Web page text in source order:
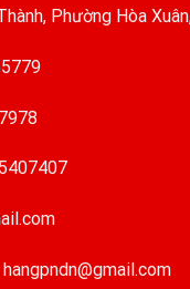
Phường Hòa